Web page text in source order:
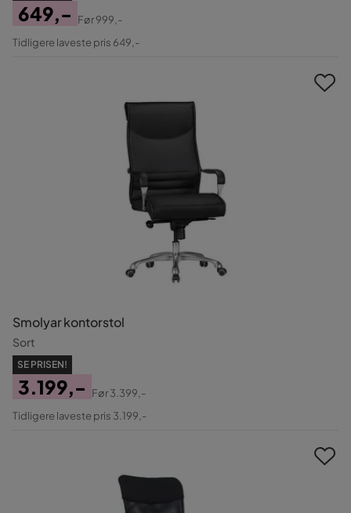
Pris
649,-
Original
Før999,-
Tidligere laveste pris 649,-
Smolyar kontorstol
Sort
SE PRISEN!
Pris
3.199,-
Original
Før3.399,-
Tidligere laveste pris 3.199,-